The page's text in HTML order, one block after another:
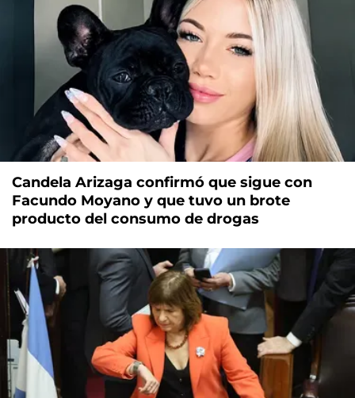
Candela Arizaga confirmó que sigue con
Facundo Moyano y que tuvo un brote
producto del consumo de drogas